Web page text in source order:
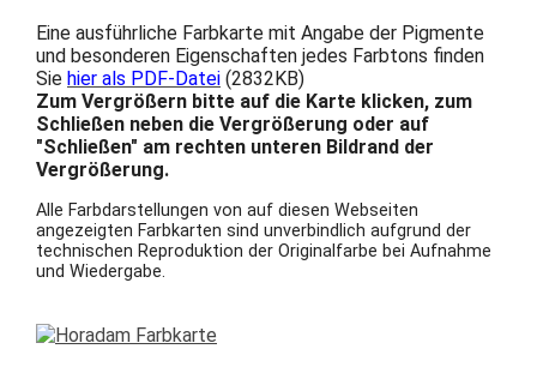
Eine ausführliche Farbkarte mit Angabe der Pigmente
und besonderen Eigenschaften jedes Farbtons finden
Sie hier als PDF-Datei (2832KB)
Zum Vergrößern bitte auf die Karte klicken, zum
Schließen neben die Vergrößerung oder auf
"Schließen" am rechten unteren Bildrand der
Vergrößerung.
Alle Farbdarstellungen von auf diesen Webseiten
angezeigten Farbkarten sind unverbindlich aufgrund der
technischen Reproduktion der Originalfarbe bei Aufnahme
und Wiedergabe.